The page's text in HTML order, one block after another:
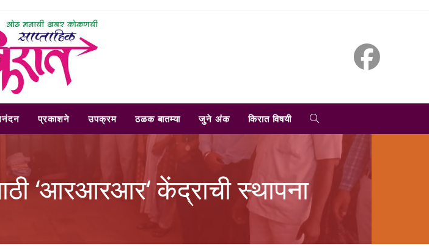
प्रकाशने उपक्रम ठळक बातम्या जुने अंक किरात विषयी TOGGLE
WEBSITE
‘आरआरआर‘ केंद्राची स्थापना